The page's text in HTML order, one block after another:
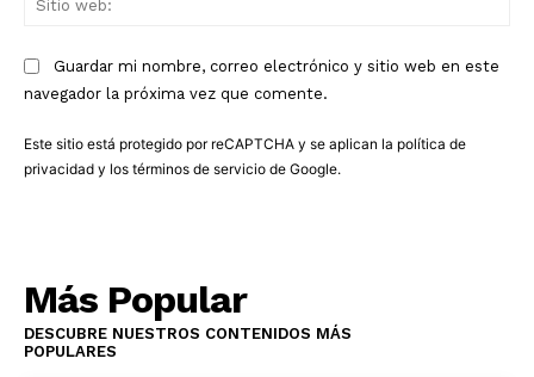
Guardar mi nombre, correo electrónico y sitio web en este
navegador la próxima vez que comente.
Este sitio está protegido por reCAPTCHA y se aplican la política de
privacidad y los términos de servicio de Google.
Más Popular
DESCUBRE NUESTROS CONTENIDOS MÁS
POPULARES